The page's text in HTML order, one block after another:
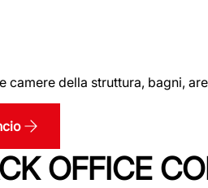
camere della struttura, bagni,
OFFICE